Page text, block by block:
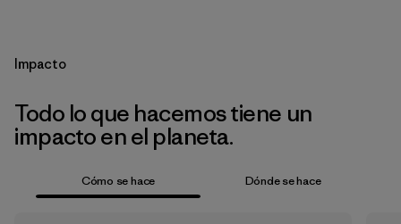
Impacto
Todo lo que hacemos tiene un
impacto en el planeta.
Cómo se hace Dónde se hace